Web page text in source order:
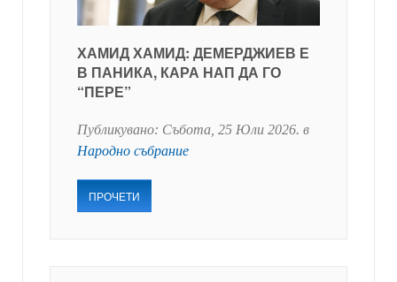
ХАМИД ХАМИД: ДЕМЕРДЖИЕВ Е
В ПАНИКА, КАРА НАП ДА ГО
“ПЕРЕ”
Публикувано: Събота, 25 Юли 2026. в
Народно събрание
ПРОЧЕТИ